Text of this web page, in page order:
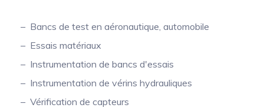
Bancs de test en aéronautique, automobile
Essais matériaux
Instrumentation de bancs d'essais
Instrumentation de vérins hydrauliques
Vérification de capteurs